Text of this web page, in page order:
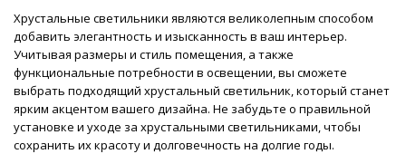
Хрустальные светильники являются великолепным способом
добавить элегантность и изысканность в ваш интерьер.
Учитывая размеры и стиль помещения, а также
функциональные потребности в освещении, вы сможете
выбрать подходящий хрустальный светильник, который станет
ярким акцентом вашего дизайна. Не забудьте о правильной
установке и уходе за хрустальными светильниками, чтобы
сохранить их красоту и долговечность на долгие годы.